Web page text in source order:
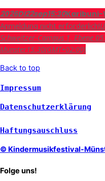
2026DI22sep15:30Karibuni-
Anmeldung nicht erforderlich!
Schweitzer-Campus 1, Ebene
Münster15:30(GMT+02:00)
Back to top
Impressum
Datenschutzerklärung
Haftungsauschluss
© Kindermusikfestival-
Folge uns!